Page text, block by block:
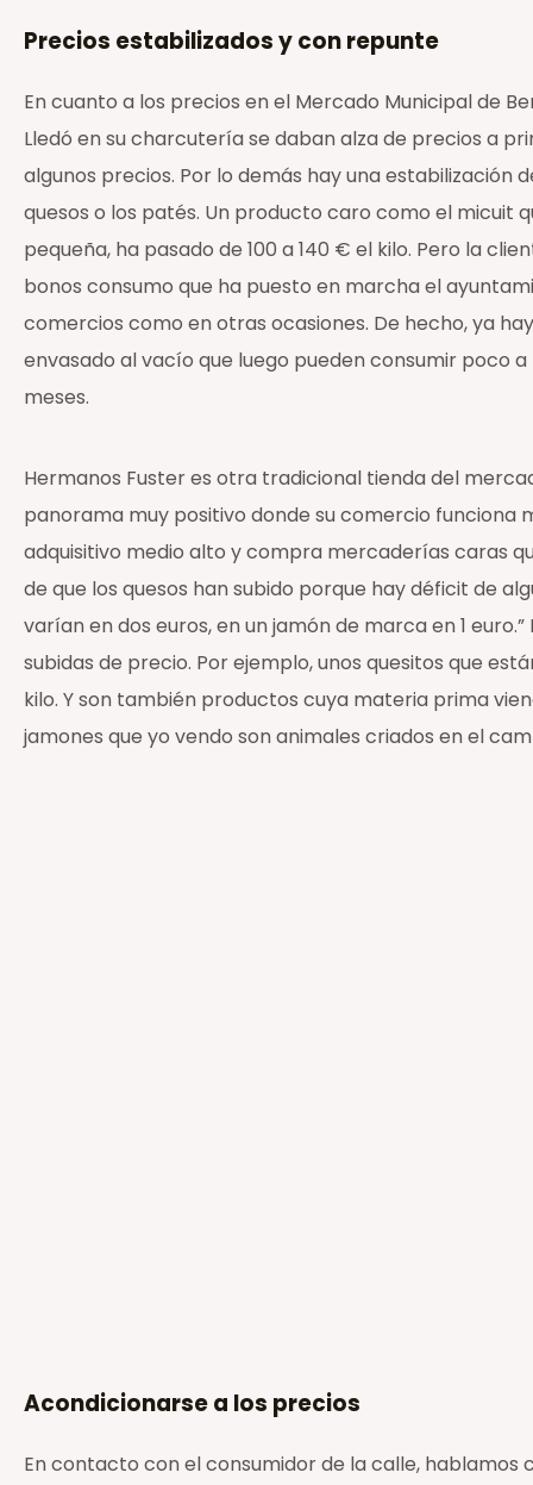
Precios estabilizados y con repunte
En cuanto a los precios en el Mercado Municipal de
Lledó en su charcutería se daban alza de precios a
algunos precios. Por lo demás hay una estabilización
quesos o los patés. Un producto caro como el micuit
pequeña, ha pasado de 100 a 140 € el kilo. Pero la
bonos consumo que ha puesto en marcha el
comercios como en otras ocasiones. De hecho, ya
envasado al vacío que luego pueden consumir poco
meses.
Hermanos Fuster es otra tradicional tienda del
panorama muy positivo donde su comercio funciona
adquisitivo medio alto y compra mercaderías caras
de que los quesos han subido porque hay déficit de
varían en dos euros, en un jamón de marca en 1
subidas de precio. Por ejemplo, unos quesitos que
kilo. Y son también productos cuya materia prima
jamones que yo vendo son animales criados en el
Acondicionarse a los precios
En contacto con el consumidor de la calle, hablamos